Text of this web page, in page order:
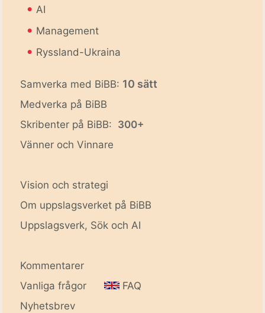
• AI
• Management
• Ryssland-Ukraina
Samverka med BiBB: 10 sätt
Medverka på BiBB
Skribenter på BiBB: 300+
Vänner och Vinnare
Vision och strategi
Om uppslagsverket på BiBB
Uppslagsverk, Sök och AI
Kommentarer
Vanliga frågor
FAQ
Nyhetsbrev